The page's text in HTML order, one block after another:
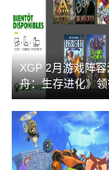
XGP 2月游戏阵
舟：生存进化》